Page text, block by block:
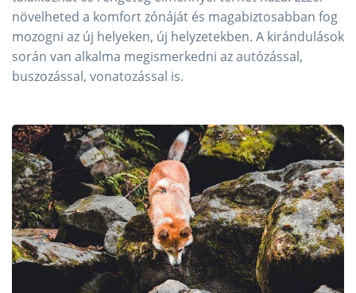
növelheted a komfort zónáját és magabiztosabban fog
mozogni az új helyeken, új helyzetekben. A kirándulások
során van alkalma megismerkedni az autózással,
buszozással, vonatozással is.